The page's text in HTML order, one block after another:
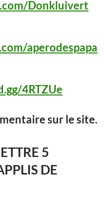
Donkluivert
aperodespapa
4RTZUe
sur le site.
5
DE